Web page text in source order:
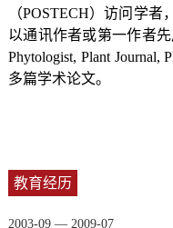
（POSTECH）访问学者
以通讯作者或第一作者先
Phytologist, Plant
多篇学术论文。
教育经历
2003-09 — 2009-07